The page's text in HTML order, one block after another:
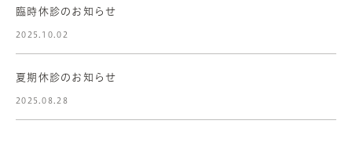
臨時休診のお知らせ
2025.10.02
夏期休診のお知らせ
2025.08.28